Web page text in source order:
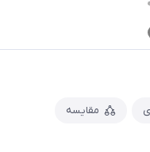
مقایسه